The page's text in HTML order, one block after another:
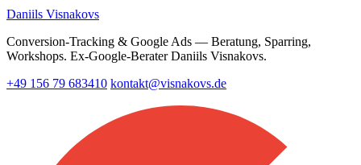
Daniils Visnakovs
Conversion-Tracking & Google Ads — Beratung, Sparring,
Workshops. Ex-Google-Berater Daniils Visnakovs.
+49 156 79 683410 kontakt@visnakovs.de